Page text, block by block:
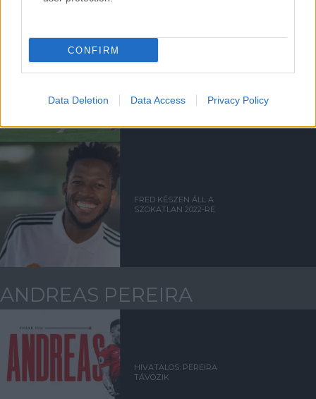
CONFIRM
Data Deletion Data Access Privacy Policy
MCTOMINAY DUPLÁZOTT A
FRED KÉSZEN ÁLL A
SZOKATLAN 2022-RE
ANDREAS PEREIRA
HIVATALOS: PEREIRA
TÁVOZIK